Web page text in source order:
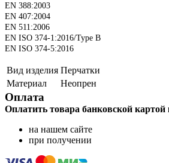
EN 388:2003
EN 407:2004
EN 511:2006
EN ISO 374-1:2016/Type B
EN ISO 374-5:2016
Вид изделия Перчатки
Материал
Неопрен
Оплата
Оплатить товара банковской
на нашем сайте
при получении